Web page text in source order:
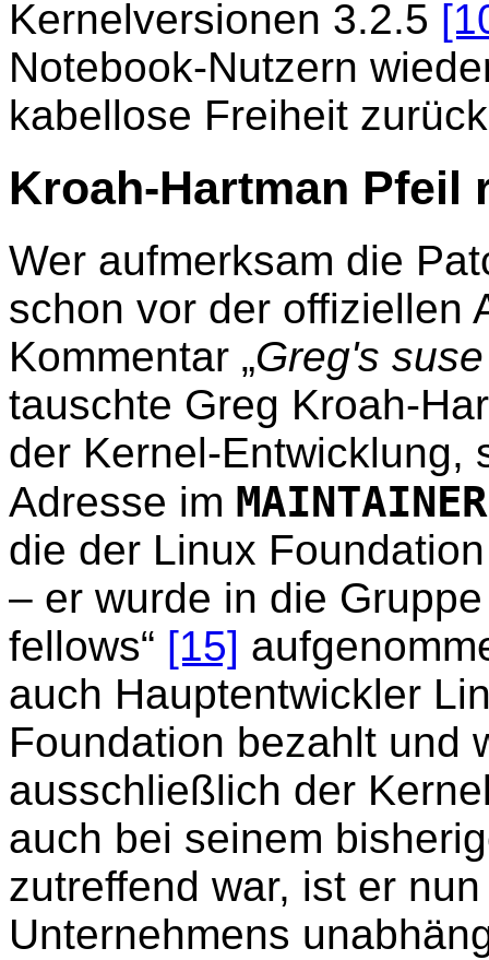
Kernelversionen 3.2.5
Notebook-Nutzern
kabellose Freiheit
Kroah-Hartman Pfeil
Wer aufmerksam die
schon vor der offiziellen
Kommentar „Greg's
tauschte Greg Kroah-
der Kernel-Entwicklung,
Adresse im
die der Linux
– er wurde in die
fellows“ [15]
auch Hauptentwickler
Foundation bezahlt und
ausschließlich der
auch bei seinem
zutreffend war, ist er
Unternehmens